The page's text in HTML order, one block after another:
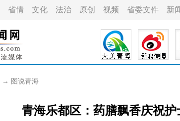
省情 文化 法治 原创 视频 省委文件 新
→ 图说青海
青海乐都区：药膳飘香庆祝护